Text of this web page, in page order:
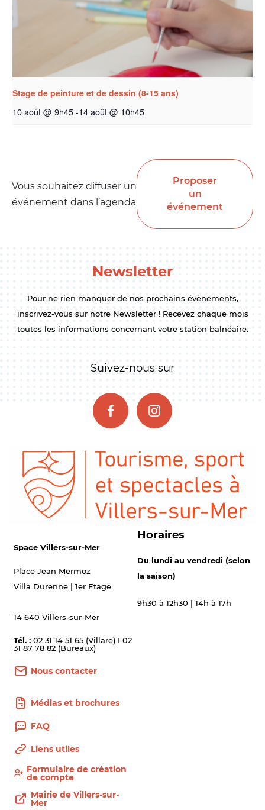
Stage de peinture et de dessin (8-15 ans)
10 août @ 9h45-14 août @ 10h45
Vous souhaitez diffuser un
événement dans l’agenda
Proposer
un
événement
Newsletter
Pour ne rien manquer de nos prochains évènements,
inscrivez-vous sur notre Newsletter ! Recevez chaque mois
toutes les informations concernant votre station balnéaire.
Suivez-nous sur
Space Villers-sur-Mer
Place Jean Mermoz
Villa Durenne | 1er Etage
14 640 Villers-sur-Mer
Tél. : 02 31 14 51 65 (Villare) I 02
31 87 78 82 (Bureaux)
Nous contacter
Horaires
Du lundi au vendredi (selon
la saison)
9h30 à 12h30 | 14h à 17h
Médias et brochures
FAQ
Liens utiles
Formulaire de création
de compte
Mairie de Villers-sur-
Mer